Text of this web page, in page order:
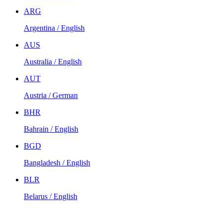
ARG
Argentina / English
AUS
Australia / English
AUT
Austria / German
BHR
Bahrain / English
BGD
Bangladesh / English
BLR
Belarus / English